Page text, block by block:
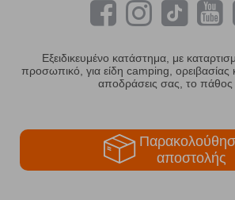
Εξειδικευμένο κατάστημα, με
προσωπικό, για είδη camping, ορειβασίας
αποδράσεις σας, το πάθος
αποστολής